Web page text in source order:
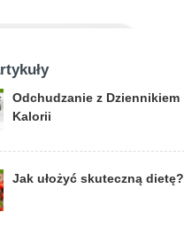
Odchudzanie z Dziennikiem
Kalorii
Jak ułożyć skuteczną dietę?